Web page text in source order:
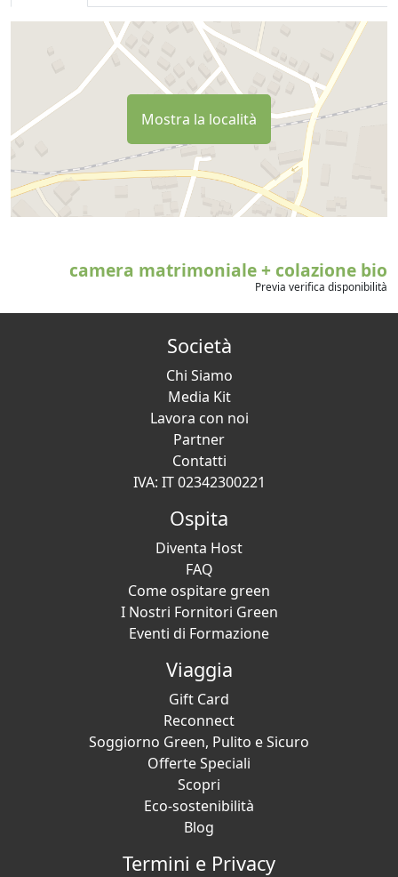
Mostra la località
camera matrimoniale + colazione bio
Previa verifica disponibilità
Società
Chi Siamo
Media Kit
Lavora con noi
Partner
Contatti
IVA: IT 02342300221
Ospita
Diventa Host
FAQ
Come ospitare green
I Nostri Fornitori Green
Eventi di Formazione
Viaggia
Gift Card
Reconnect
Soggiorno Green, Pulito e Sicuro
Offerte Speciali
Scopri
Eco-sostenibilità
Blog
Termini e Privacy